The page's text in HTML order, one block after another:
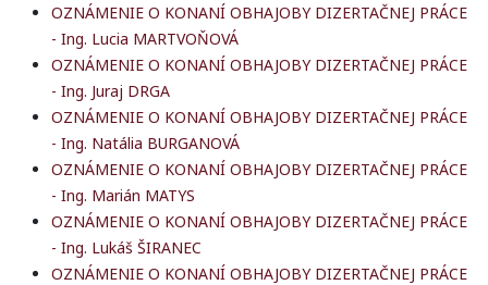
OZNÁMENIE O KONANÍ OBHAJOBY DIZERTAČNEJ PRÁCE
- Ing. Lucia MARTVOŇOVÁ
OZNÁMENIE O KONANÍ OBHAJOBY DIZERTAČNEJ PRÁCE
- Ing. Juraj DRGA
OZNÁMENIE O KONANÍ OBHAJOBY DIZERTAČNEJ PRÁCE
- Ing. Natália BURGANOVÁ
OZNÁMENIE O KONANÍ OBHAJOBY DIZERTAČNEJ PRÁCE
- Ing. Marián MATYS
OZNÁMENIE O KONANÍ OBHAJOBY DIZERTAČNEJ PRÁCE
- Ing. Lukáš ŠIRANEC
OZNÁMENIE O KONANÍ OBHAJOBY DIZERTAČNEJ PRÁCE